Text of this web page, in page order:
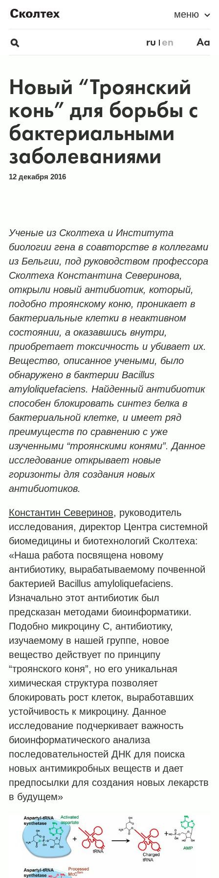
меню
ru en Aa
Новый “Троянский
конь” для борьбы с
бактериальными
заболеваниями
12 декабря 2016
Ученые из Сколтеха и Института
биологии гена в соавторстве в коллегами
из Бельгии, под руководством профессорa
Сколтеха Константина Северинова,
открыли новый антибиотик, который,
подобно троянскому коню, проникает в
бактериальные клетки в неактивном
состоянии, а оказавшись внутри,
приобретает токсичность и убивает их.
Вещество, описанное учеными, было
обнаружено в бактерии Bacillus
amyloliquefaciens. Найденный антибиотик
способен блокировать синтез белка в
бактериальной клетке, и имеет ряд
преимуществ по сравнению с уже
изученными “троянскими конями”. Данное
исследование открывает новые
горизонты для создания новых
антибиотиков.
Константин Северинов, руководитель
исследования, директор Центра системной
биомедицины и биотехнологий Сколтеха:
«Наша работа посвящена новому
антибиотику, вырабатываемому почвенной
бактерией Bacillus amyloliquefaciens.
Изначально этот антибиотик был
предсказан методами биоинформатики.
Подобно микроцину С, антибиотику,
изучаемому в нашей группе, новое
вещество действует по принципу
“троянского коня”, но его уникальная
химическая структура позволяет
блокировать рост клеток, выработавших
устойчивость к микроцину. Данное
исследование подчеркивает важность
биоинформатического анализа
последовательностей ДНК для поиска
новых антимикробных веществ и дает
предпосылки для создания новых лекарств
в будущем»